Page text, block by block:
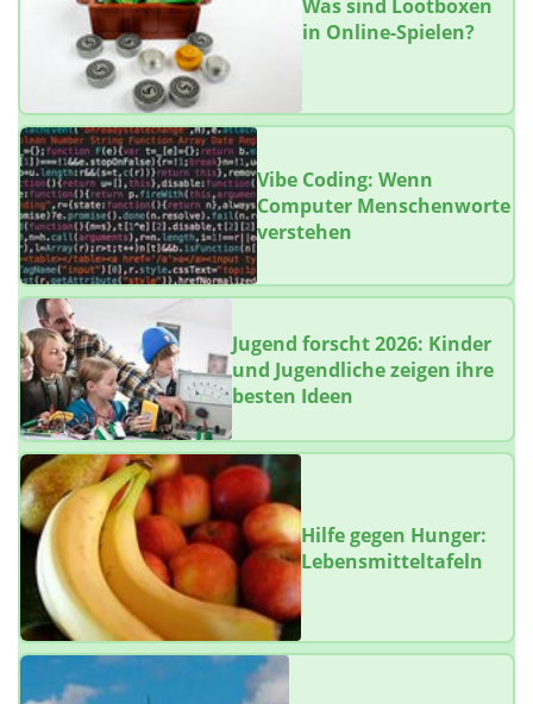
Was sind Lootboxen
in Online-Spielen?
Vibe Coding: Wenn
Computer Menschenworte
verstehen
Jugend forscht 2026: Kinder
und Jugendliche zeigen ihre
besten Ideen
Hilfe gegen Hunger:
Lebensmitteltafeln